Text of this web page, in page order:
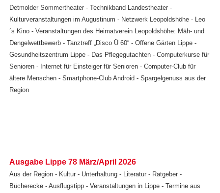
Detmolder Sommertheater - Technikband Landestheater -
Kulturveranstaltungen im Augustinum - Netzwerk Leopoldshöhe - Leo
´s Kino - Veranstaltungen des Heimatverein Leopoldshöhe: Mäh- und
Dengelwettbewerb - Tanztreff „Disco Ü 60“ - Offene Gärten Lippe -
Gesundheitszentrum Lippe - Das Pflegegutachten - Computerkurse für
Senioren - Internet für Einsteiger für Senioren - Computer-Club für
ältere Menschen - Smartphone-Club Android - Spargelgenuss aus der
Region
Ausgabe Lippe 78 März/April 2026
Aus der Region - Kultur - Unterhaltung - Literatur - Ratgeber -
Bücherecke - Ausflugstipp - Veranstaltungen in Lippe - Termine aus